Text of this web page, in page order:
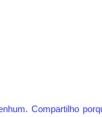
Compartilho